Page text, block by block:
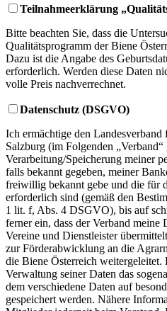
Teilnahmeerklärung
Bitte beachten Sie, dass die
Qualitätsprogramm der Biene
Dazu ist die Angabe des
erforderlich. Werden diese Daten
volle Preis nachverrechnet.
Datenschutz (DSGVO)
Ich ermächtige den
Salzburg (im Folgenden „Verband“
Verarbeitung/Speicherung meiner
falls bekannt gegeben, meiner
freiwillig bekannt gebe und die für
erforderlich sind (gemäß den
1 lit. f, Abs. 4 DSGVO), bis auf
ferner ein, dass der Verband meine
Vereine und Dienstleister
zur Förderabwicklung an die
die Biene Österreich weitergeleitet.
Verwaltung seiner Daten das
dem verschiedene Daten auf
gespeichert werden. Nähere